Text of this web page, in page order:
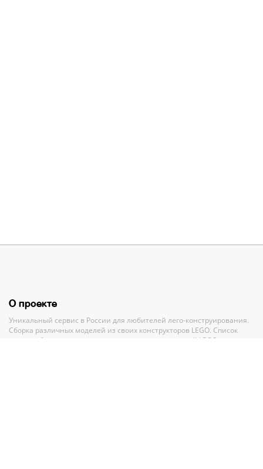
О проекте
Уникальный сервис в России для любителей лего-конструирования.
Сборка различных моделей из своих конструкторов LEGO. Список
своих наборов, вишлист и анализ всех своих деталей LEGO.